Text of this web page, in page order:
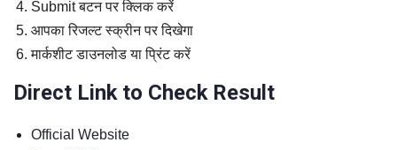
Submit बटन पर क्लिक करें
आपका रिजल्ट स्क्रीन पर दिखेगा
मार्कशीट डाउनलोड या प्रिंट करें
Direct Link to Check Result
Official Website